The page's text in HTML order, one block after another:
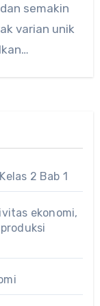
semakin
varian unik
2 Bab 1
ekonomi,